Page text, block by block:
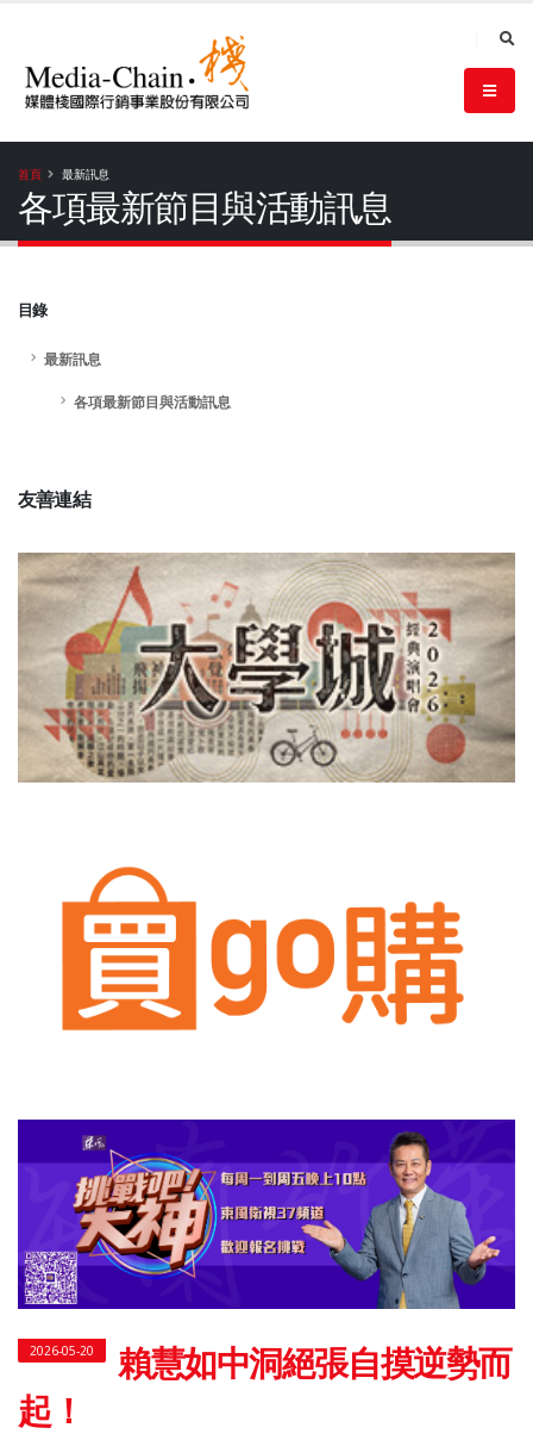
首頁 最新訊息
各項最新節目與活動訊息
目錄
最新訊息
各項最新節目與活動訊息
友善連結
2026-05-20
賴慧如中洞絕張自摸逆勢而
起！